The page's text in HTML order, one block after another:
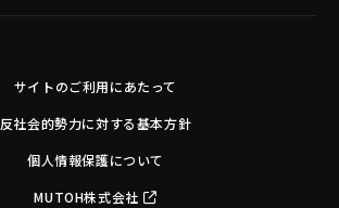
サイトのご利用にあたって
反社会的勢力に対する基本方針
個人情報保護について
MUTOH株式会社